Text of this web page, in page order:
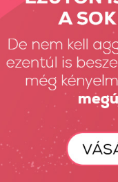
Xtreme reszelő 100/100
690 Ft